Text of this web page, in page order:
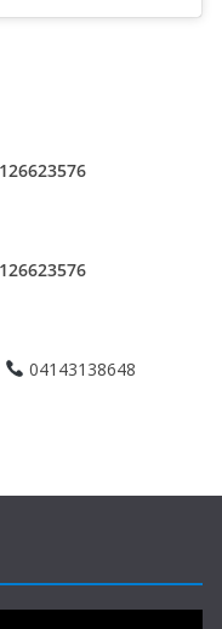
04143138648